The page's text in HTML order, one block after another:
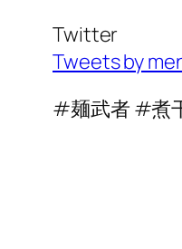
Twitter
Tweets by
#麺武者 #煮